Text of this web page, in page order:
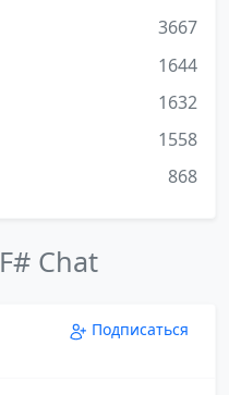
3667
1644
1632
1558
868
F# Chat
Подписаться